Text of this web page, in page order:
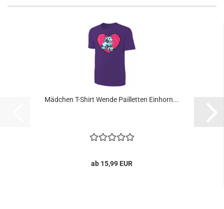
Mädchen T-Shirt Wende Pailletten Einhorn...
ab 15,99 EUR